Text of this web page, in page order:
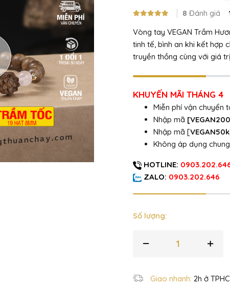
8 Đánh giá
Vòng tay VEGAN Trầm
tinh tế, bình an khi kết hợp
truyền thồng cùng với giá
KHUYẾN MÃI THÁNG 4
Miễn phí vận chuyển
Nhập mã
Nhập mã [VEGAN50k
Không áp dụng
HOTLINE:
ZALO: 0903.202.646
Số lượng:
Giao nhanh: 2h ở